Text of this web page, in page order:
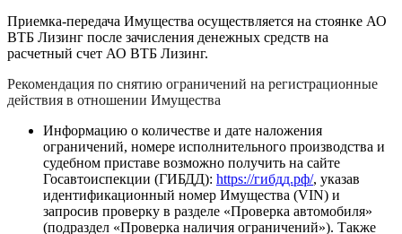
Приемка-передача Имущества осуществляется на стоянке АО
ВТБ Лизинг после зачисления денежных средств на
расчетный счет АО ВТБ Лизинг.
Рекомендация по снятию ограничений на регистрационные
действия в отношении Имущества
Информацию о количестве и дате наложения
ограничений, номере исполнительного производства и
судебном приставе возможно получить на сайте
Госавтоиспекции (ГИБДД): https://гибдд.рф/, указав
идентификационный номер Имущества (VIN) и
запросив проверку в разделе «Проверка автомобиля»
(подраздел «Проверка наличия ограничений»). Также